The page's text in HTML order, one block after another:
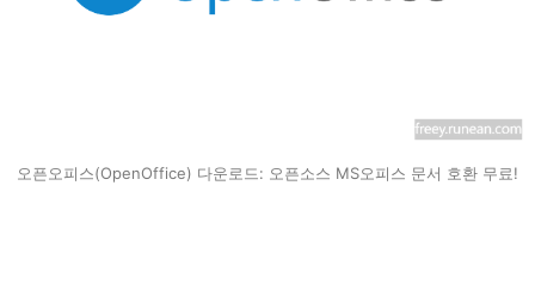
오픈오피스(OpenOffice) 다운로드: 오픈소스 MS오피스 문서 호환 무료!